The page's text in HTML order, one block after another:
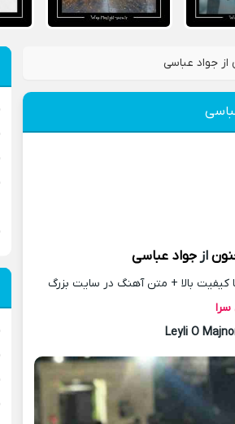
جواد عباسی
ازجواد عباسی
کیفیت بالا + متن آهنگ در سایت بزرگ
Leyli O